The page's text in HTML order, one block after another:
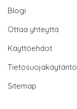
Blogi
Ottaa yhteyttä
Käyttöehdot
Tietosuojakäytäntö
Sitemap